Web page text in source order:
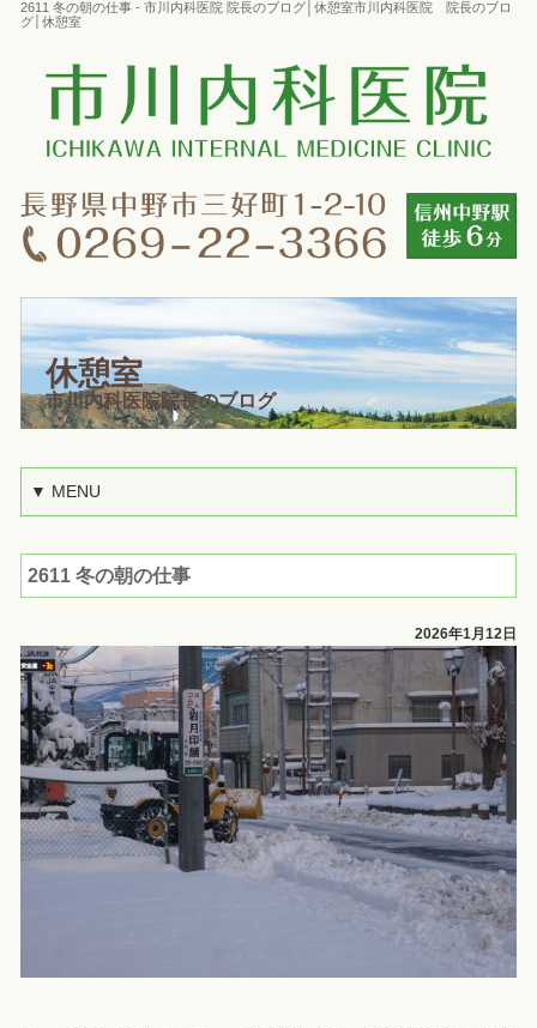
2611 冬の朝の仕事 - 市川内科医院 院長のブログ│休憩室市川内科医院 院長のブロ
グ│休憩室
休憩室
市川内科医院院長のブログ
▼ MENU
2611 冬の朝の仕事
2026年1月12日